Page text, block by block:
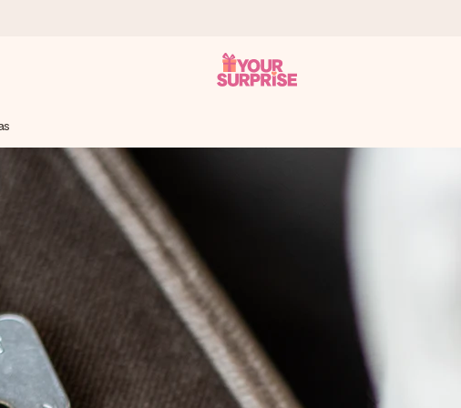
para que lo entregues en el momento perfecto, cuando más importa.
en Google Reviews.
o un mensaje que llegue al corazón. Sin complicaciones, solo todo el